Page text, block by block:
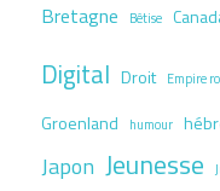
Bretagne Bêtise
Digital Droit Empire
Groenland humour
Japon Jeunesse